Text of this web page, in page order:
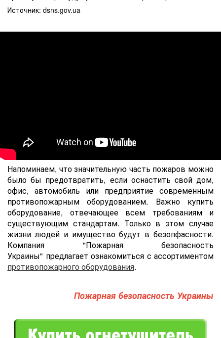
Источник: dsns.gov.ua
Напоминаем, что значительную часть пожаров можно
было бы предотвратить, если оснастить cвой дом,
офис, автомобиль или предприятие современным
противопожарным оборудованием. Важно купить
оборудование, отвечающее всем требованиям и
существующим стандартам. Только в этом случае
жизни людей и имущество будут в безопфасности.
Компания "Пожарная безопасность
Украины" предлагает ознакомиться с ассортиментом
противопожарного оборудования.
Пожарная безопасность Украины